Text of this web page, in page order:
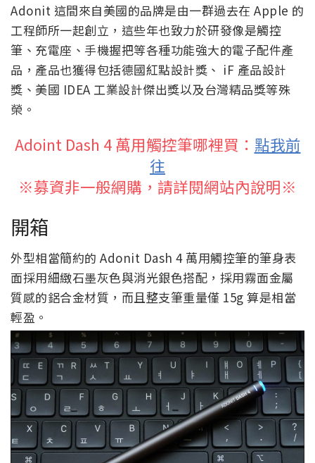
Adonit 這間來自美國的品牌是由一群過去在 Apple 的
工程師所一起創立，這些年也致力於研發像是觸控
筆、充電座、手機握把等各種功能強大的電子配件產
品，產品也獲得包括德國紅點設計獎、 iF 產品設計
獎、美國 IDEA 工業設計傑出獎以及台灣精品獎等殊
榮。
Adoint Dash 4 萬用觸控筆哪裡買： 點我前
往
※募資非一般網購，請詳閱網站內說明※
開箱
外型相當簡約的 Adonit Dash 4 萬用觸控筆的筆身表
面採用細緻石墨灰色與消光銀色搭配，採用霧面金屬
質感的鋁合金材質，而且整支筆重量僅 15g 算是相當
輕盈。